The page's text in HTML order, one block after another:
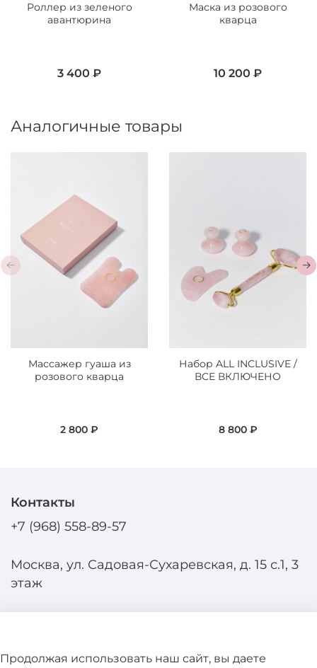
Роллер из зеленого
авантюрина
3 400 ₽
Маска из розового
кварца
10 200 ₽
Аналогичные товары
Массажер гуаша из
розового кварца
2 800 ₽
Набор ALL INCLUSIVE /
ВСЕ ВКЛЮЧЕНО
8 800 ₽
Контакты
+7 (968) 558-89-57
Москва, ул. Садовая-Сухаревская, д. 15 с.1, 3
этаж
Продолжая использовать наш сайт, вы даете